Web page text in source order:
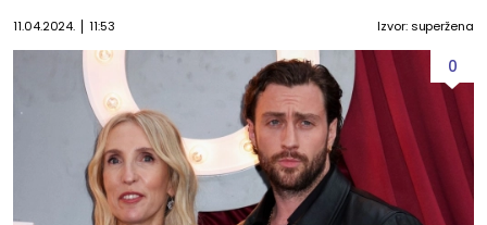
11.04.2024. 11:53 Izvor: superžena
0